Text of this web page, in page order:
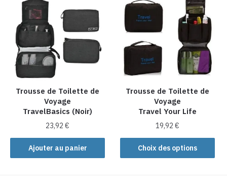
options
peuvent
être
choisies
sur
page
du
produit
Trousse de Toilette de
Voyage
TravelBasics (Noir)
23,92€
Ajouter au panier
Trousse de Toilette de
Voyage
Travel Your Life
19,92€
Choix des options
Ce
produit